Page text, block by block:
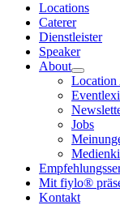
Locations
Caterer
Dienstleister
Speaker
About
Location
Jobs
Mit fiylo®
Kontakt